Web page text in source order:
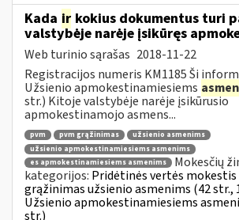
Kada ir kokius dokumentus turi
valstybėje narėje įsikūręs
Web turinio sąrašas 2018-11-22
Registracijos numeris KM1185 Ši
Užsienio apmokestinamiesiems
str.) Kitoje valstybėje narėje įsikūrusio
apmokestinamojo asmens...
pvm pvm grąžinimas
užsienio asmenims
užsienio apmokestinamiesiems asmenims
es apmokestinamiesiems asmenims
Mokesčių
kategorijos: Pridėtinės vertės mokestis
grąžinimas užsienio asmenims (42 str.,
Užsienio apmokestinamiesiems
str.)